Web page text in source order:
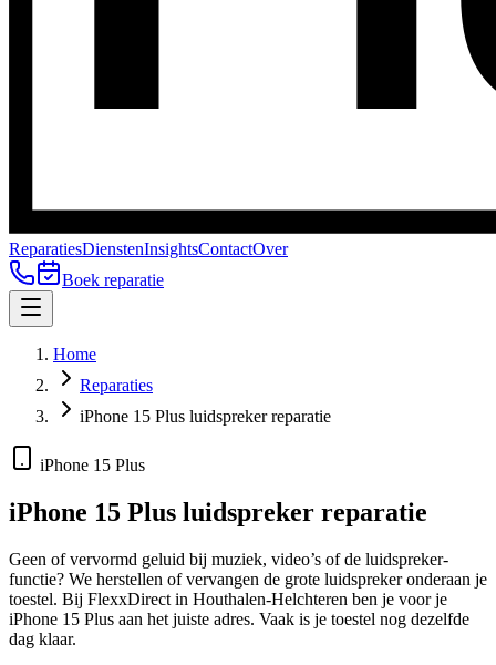
ReparatiesDienstenInsightsContactOver
Boek reparatie
Home
Reparaties
iPhone 15 Plus luidspreker reparatie
iPhone 15 Plus
iPhone 15 Plus luidspreker reparatie
Geen of vervormd geluid bij muziek, video’s of de luidspreker-
functie? We herstellen of vervangen de grote luidspreker onderaan je
toestel. Bij FlexxDirect in Houthalen-Helchteren ben je voor je
iPhone 15 Plus aan het juiste adres. Vaak is je toestel nog dezelfde
dag klaar.